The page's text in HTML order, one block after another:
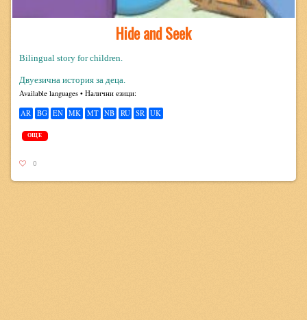
Hide and Seek
Bilingual story for children.
Двуезична история за деца.
Avail­able lan­guages • Налични езици:
AR BG EN MK MT NB RU SR UK
ОЩЕ
0